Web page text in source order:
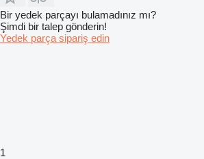
Bir yedek parçayı bulamadınız mı?
Şimdi bir talep gönderin!
Yedek parça sipariş edin
1